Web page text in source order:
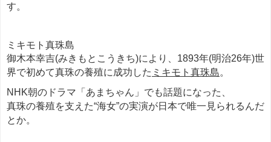
す。
ミキモト真珠島
御木本幸吉(みきもとこうきち)により、1893年(明治26年)世
界で初めて真珠の養殖に成功した ミキモト真珠島
NHK朝のドラマ「あまちゃん」でも話題になった、
真珠の養殖を支えた“海女”の実演が日本で唯一見られるんだ
とか。